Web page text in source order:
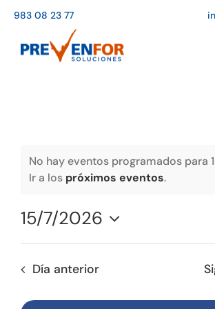
contenido
983 08 23 77
Agenda de cursos
Adaptación a la LOPD
No hay eventos programados para
Ir a los próximos eventos.
15/7/2026
Seleccionar
Día anterior